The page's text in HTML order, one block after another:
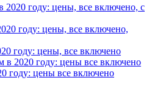
2020 году: цены, все включено, с
году: цены, все включено,
году: цены, все включено
в 2020 году: цены все включено
году: цены все включено